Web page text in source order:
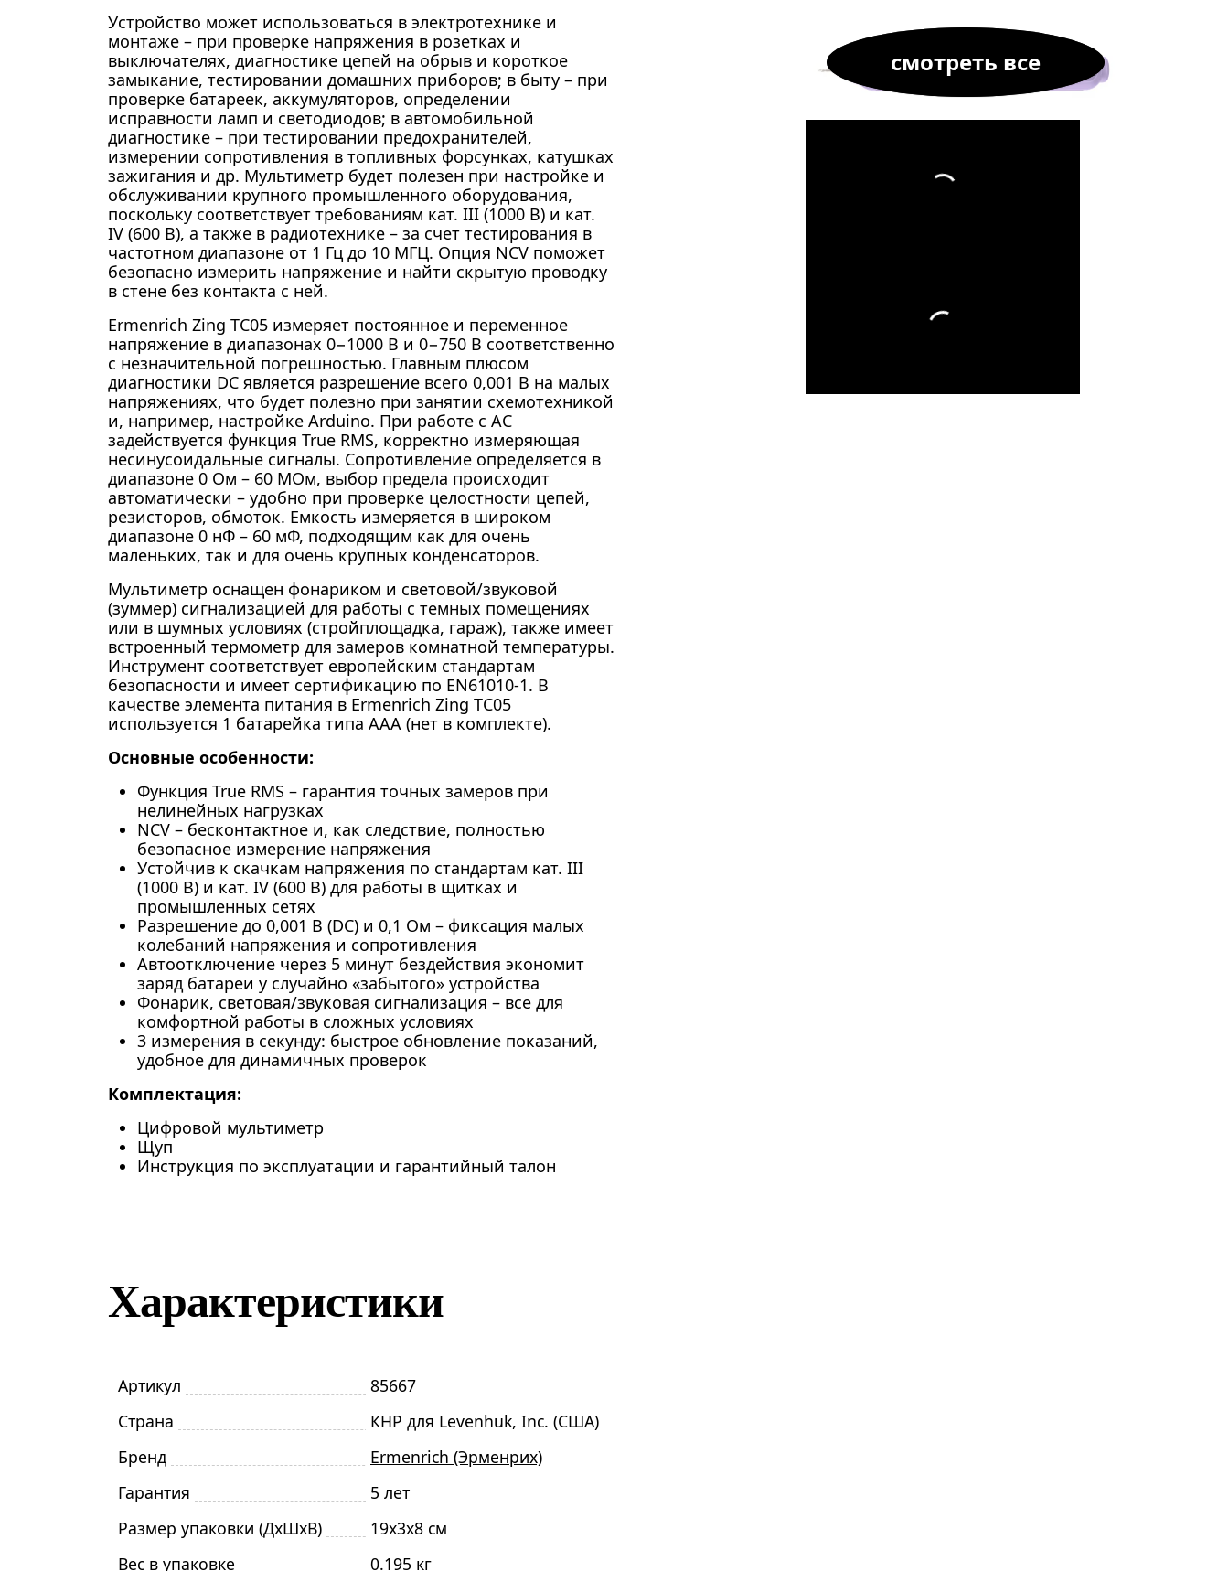
смотреть все
Устройство может использоваться в электротехнике и
монтаже – при проверке напряжения в розетках и
выключателях, диагностике цепей на обрыв и короткое
замыкание, тестировании домашних приборов; в быту – при
проверке батареек, аккумуляторов, определении
исправности ламп и светодиодов; в автомобильной
диагностике – при тестировании предохранителей,
измерении сопротивления в топливных форсунках, катушках
зажигания и др. Мультиметр будет полезен при настройке и
обслуживании крупного промышленного оборудования,
поскольку соответствует требованиям кат. III (1000 В) и кат.
IV (600 В), а также в радиотехнике – за счет тестирования в
частотном диапазоне от 1 Гц до 10 МГЦ. Опция NCV поможет
безопасно измерить напряжение и найти скрытую проводку
в стене без контакта с ней.
Ermenrich Zing TC05 измеряет постоянное и переменное
напряжение в диапазонах 0−1000 В и 0−750 В соответственно
с незначительной погрешностью. Главным плюсом
диагностики DC является разрешение всего 0,001 В на малых
напряжениях, что будет полезно при занятии схемотехникой
и, например, настройке Arduino. При работе с AC
задействуется функция True RMS, корректно измеряющая
несинусоидальные сигналы. Сопротивление определяется в
диапазоне 0 Ом – 60 МОм, выбор предела происходит
автоматически – удобно при проверке целостности цепей,
резисторов, обмоток. Емкость измеряется в широком
диапазоне 0 нФ – 60 мФ, подходящим как для очень
маленьких, так и для очень крупных конденсаторов.
Мультиметр оснащен фонариком и световой/звуковой
(зуммер) сигнализацией для работы с темных помещениях
или в шумных условиях (стройплощадка, гараж), также имеет
встроенный термометр для замеров комнатной температуры.
Инструмент соответствует европейским стандартам
безопасности и имеет сертификацию по EN61010-1. В
качестве элемента питания в Ermenrich Zing TC05
используется 1 батарейка типа ААА (нет в комплекте).
Основные особенности:
Функция True RMS – гарантия точных замеров при
нелинейных нагрузках
NCV – бесконтактное и, как следствие, полностью
безопасное измерение напряжения
Устойчив к скачкам напряжения по стандартам кат. III
(1000 В) и кат. IV (600 В) для работы в щитках и
промышленных сетях
Разрешение до 0,001 В (DC) и 0,1 Ом – фиксация малых
колебаний напряжения и сопротивления
Автоотключение через 5 минут бездействия экономит
заряд батареи у случайно «забытого» устройства
Фонарик, световая/звуковая сигнализация – все для
комфортной работы в сложных условиях
3 измерения в секунду: быстрое обновление показаний,
удобное для динамичных проверок
Комплектация:
Цифровой мультиметр
Щуп
Инструкция по эксплуатации и гарантийный талон
Характеристики
Артикул
85667
Страна
КНР для Levenhuk, Inc. (США)
Бренд
Ermenrich (Эрменрих)
Гарантия
5 лет
Размер упаковки (ДxШxВ)
19x3x8 см
Вес в упаковке
0.195 кг